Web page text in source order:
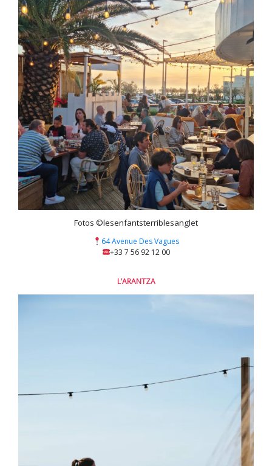
Fotos ©lesenfantsterriblesanglet
64 Avenue Des Vagues
+33 7 56 92 12 00
L’ARANTZA